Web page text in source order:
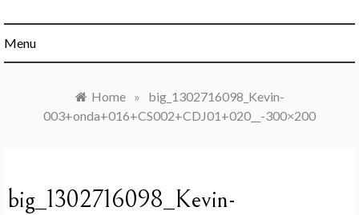
Menu
Home »
big_1302716098_Kevin-
003+onda+016+CS002+CDJ01+020__-300×200
big_1302716098_Kevin-